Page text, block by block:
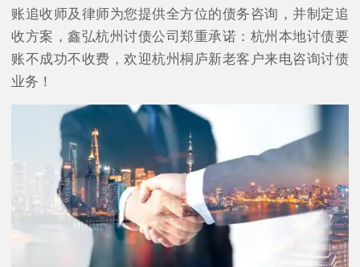
账追收师及律师为您提供全方位的债务咨询，并制定追
收方案，鑫弘杭州讨债公司郑重承诺：杭州本地讨债要
账不成功不收费，欢迎杭州桐庐新老客户来电咨询讨债
业务！